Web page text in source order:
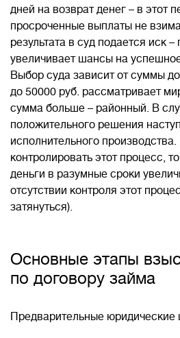
дней на возврат денег – в этот
просроченные выплаты не
результата в суд подается иск
увеличивает шансы на
Выбор суда зависит от суммы
до 50000 руб. рассматривает
сумма больше – районный. В
положительного решения
исполнительного
контролировать этот процесс,
деньги в разумные сроки
отсутствии контроля этот
затянуться).
Основные этапы
по договору займа
Предварительные юридические